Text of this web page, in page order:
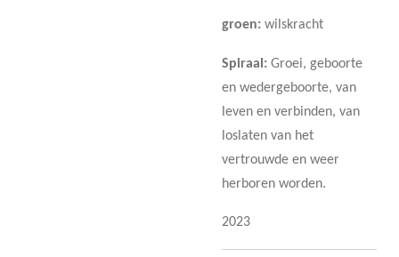
groen: wilskracht
Spiraal: Groei, geboorte
en wedergeboorte, van
leven en verbinden, van
loslaten van het
vertrouwde en weer
herboren worden.
2023